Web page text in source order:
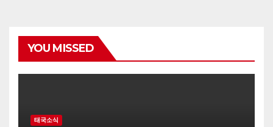
YOU MISSED
태국소식